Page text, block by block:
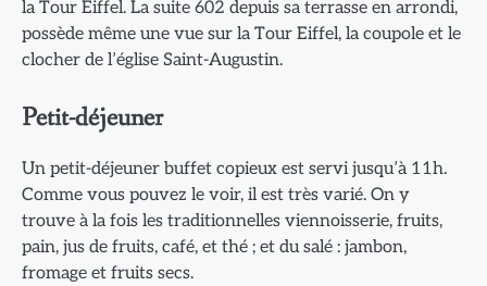
la Tour Eiffel. La suite 602 depuis sa terrasse en arrondi,
possède même une vue sur la Tour Eiffel, la coupole et le
clocher de l’église Saint-Augustin.
Petit-déjeuner
Un petit-déjeuner buffet copieux est servi jusqu’à 11h.
Comme vous pouvez le voir, il est très varié. On y
trouve à la fois les traditionnelles viennoisserie, fruits,
pain, jus de fruits, café, et thé ; et du salé : jambon,
fromage et fruits secs.